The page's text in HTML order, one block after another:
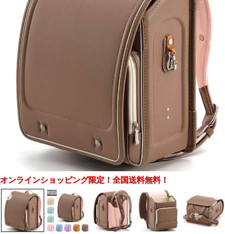
オンラインショッピング限定！全国送料無料！